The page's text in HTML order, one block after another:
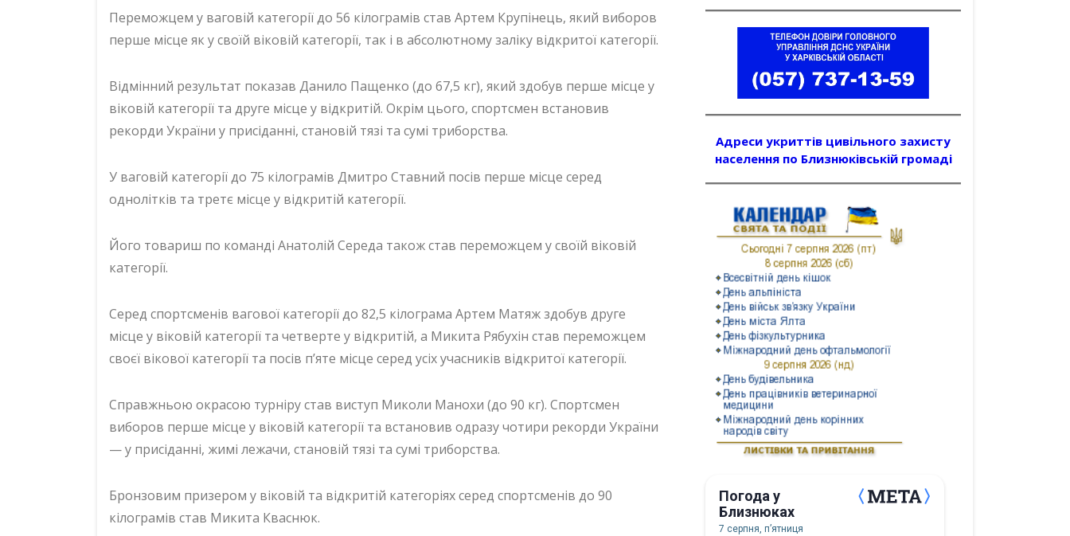
Переможцем у ваговій категорії до 56 кілограмів став Артем Крупінець, який виборов
перше місце як у своїй віковій категорії, так і в абсолютному заліку відкритої категорії.
Відмінний результат показав Данило Пащенко (до 67,5 кг), який здобув перше місце у
віковій категорії та друге місце у відкритій. Окрім цього, спортсмен встановив
рекорди України у присіданні, становій тязі та сумі триборства.
У ваговій категорії до 75 кілограмів Дмитро Ставний посів перше місце серед
однолітків та третє місце у відкритій категорії.
Його товариш по команді Анатолій Середа також став переможцем у своїй віковій
категорії.
Серед спортсменів вагової категорії до 82,5 кілограма Артем Матяж здобув друге
місце у віковій категорії та четверте у відкритій, а Микита Рябухін став переможцем
своєї вікової категорії та посів п’яте місце серед усіх учасників відкритої категорії.
Справжньою окрасою турніру став виступ Миколи Манохи (до 90 кг). Спортсмен
виборов перше місце у віковій категорії та встановив одразу чотири рекорди України
— у присіданні, жимі лежачи, становій тязі та сумі триборства.
Бронзовим призером у віковій та відкритій категоріях серед спортсменів до 90
кілограмів став Микита Кваснюк.
Адреси укриттів цивільного захисту
населення по Близнюківській громаді
Погода у
Близнюках
7 серпня, пʼятниця